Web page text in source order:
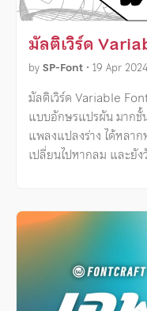
มัลติเวิร์ด
bySP-Font • 19 Apr 2024
มัลติเวิร์ด Variable
แบบอักษรแปรผัน มากชั้
แพลงแปลงร่าง ได้หลา
เปลี่ยนไปหากลม และยั